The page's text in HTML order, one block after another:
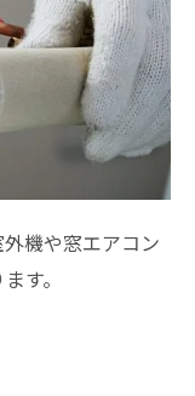
機や窓エアコン
す。